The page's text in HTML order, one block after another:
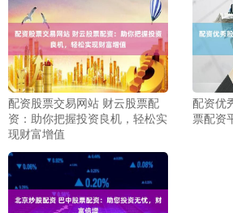
配资股票交易网站 财云股票配
资：助你把握投资良机，轻松实
现财富增值
配资优
票配资